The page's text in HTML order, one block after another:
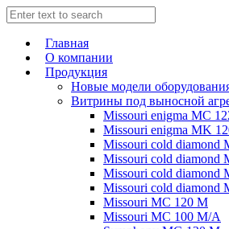
Главная
О компании
Продукция
Новые модели
Витрины под выносной
Missouri enigma MC
Missouri enigma MK
Missouri cold diamond
Missouri cold diamond
Missouri cold diamond
Missouri cold diamond
Missouri MC 120 M
Missouri MC 100 M/A